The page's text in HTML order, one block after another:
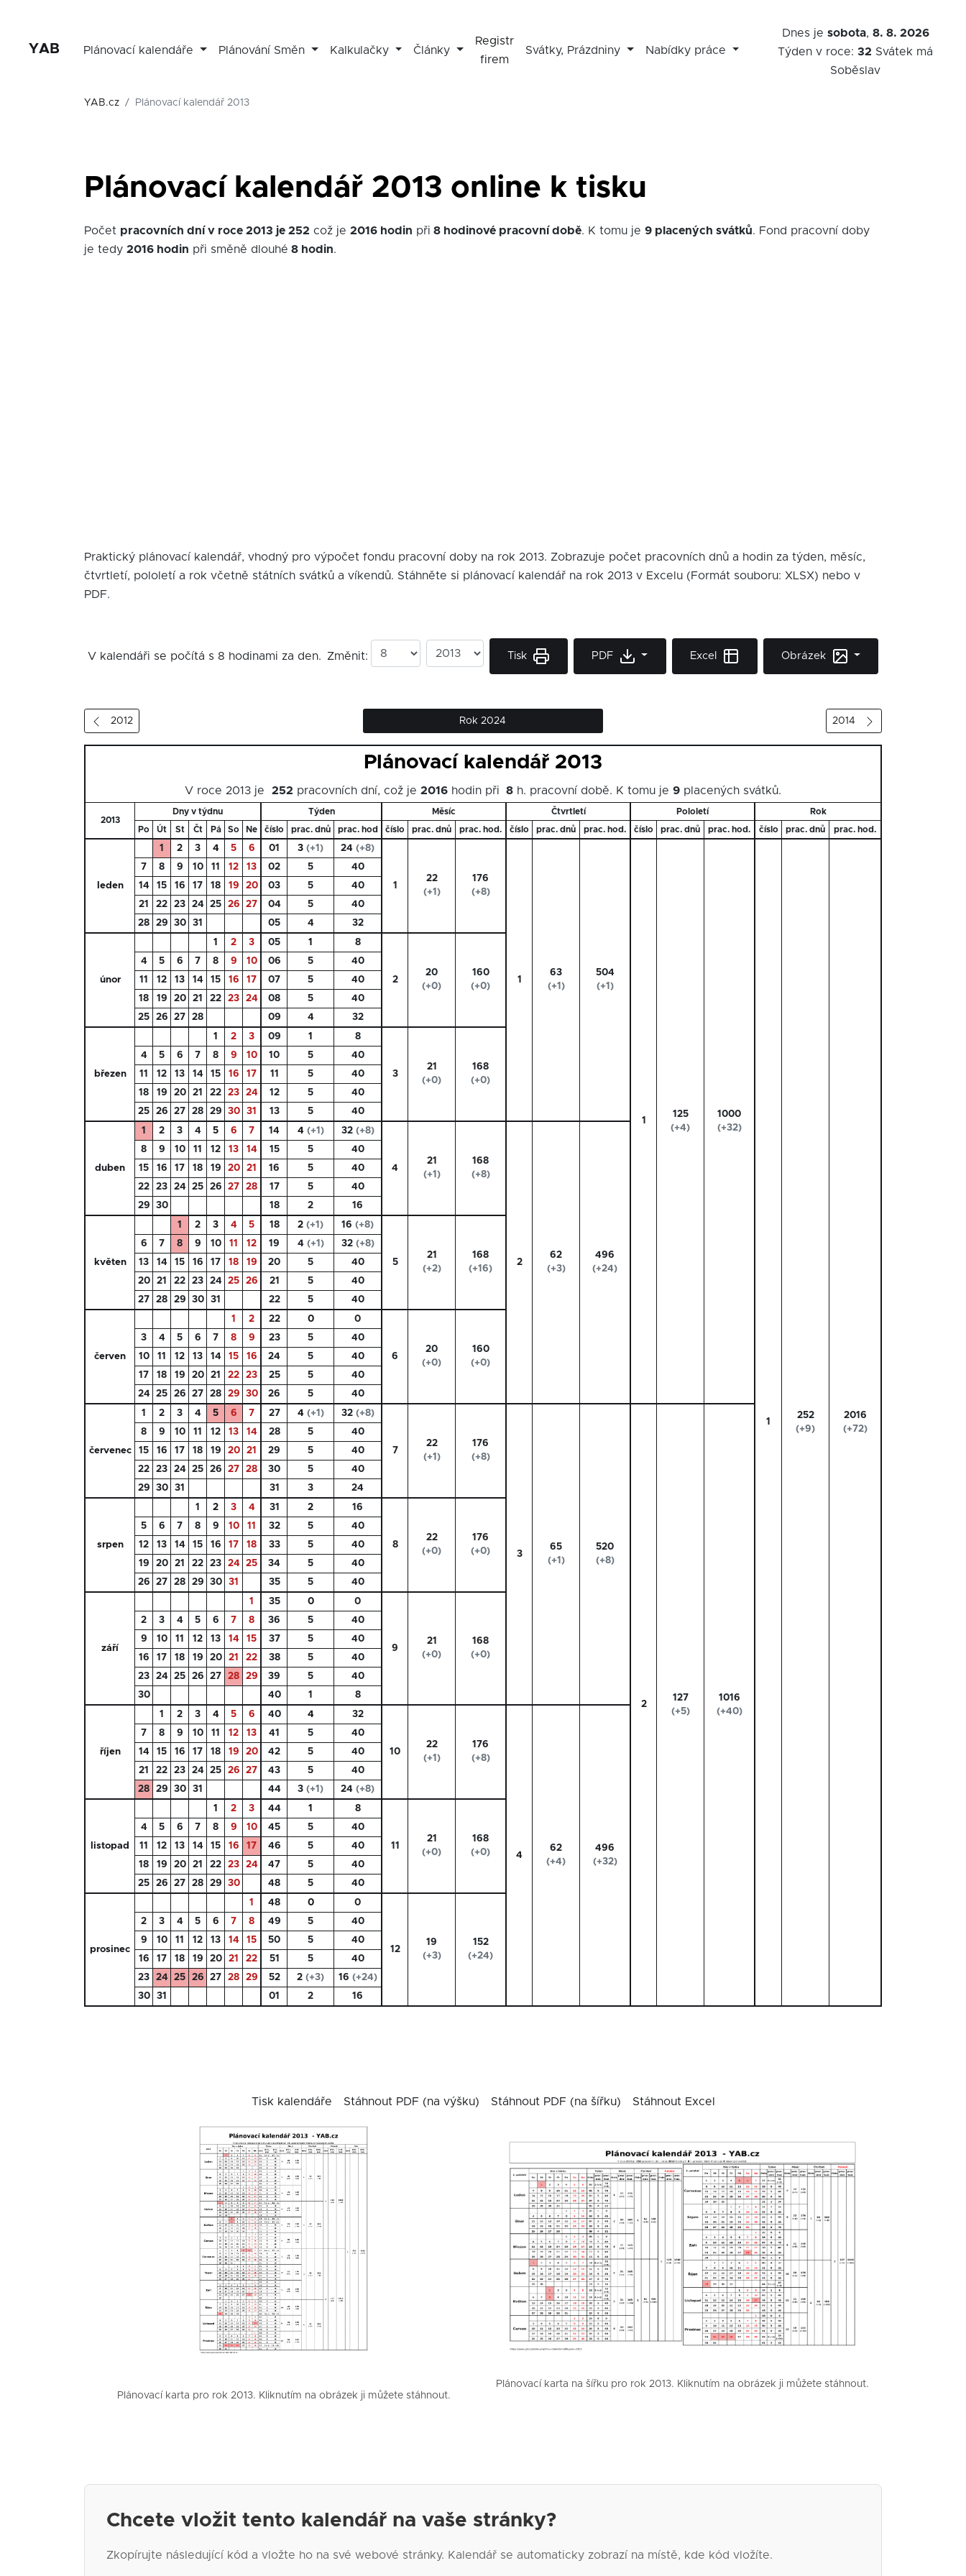
YAB Plánovací kalendáře Plánování Směn Kalkulačky Články
Registr
firem
Svátky, Prázdniny Nabídky práce
Dnes je sobota, 8. 8. 2026
Týden v roce:32 Svátek má
Soběslav
YAB.cz Plánovací kalendář 2013
Plánovací kalendář 2013 online k tisku
Počet pracovních dní v roce 2013 je 252 což je 2016 hodin při 8 hodinové pracovní době. K tomu je 9 placených svátků. Fond pracovní doby
je tedy 2016 hodin při směně dlouhé 8 hodin.
Praktický plánovací kalendář, vhodný pro výpočet fondu pracovní doby na rok 2013. Zobrazuje počet pracovních dnů a hodin za týden, měsíc,
čtvrtletí, pololetí a rok včetně státních svátků a víkendů. Stáhněte si plánovací kalendář na rok 2013 v Excelu (Formát souboru: XLSX) nebo v
PDF.
V kalendáři se počítá s 8 hodinami za den. Změnit: Tisk PDF Excel Obrázek
2012 Rok 2024 2014
Plánovací kalendář 2013
V roce 2013 je 252 pracovních dní, což je 2016 hodin při 8 h. pracovní době. K tomu je 9 placených svátků.
2013
Dny v týdnu Týden Měsíc Čtvrtletí Pololetí Rok
Po Út St Čt Pá So Ne číslo prac. dnů prac. hod číslo prac. dnů prac. hod. číslo prac. dnů prac. hod. číslo prac. dnů prac. hod. číslo prac. dnů prac. hod.
leden
1 2 3 4 5 6 01 3 (+1) 24 (+8)
1
22
(+1)
176
(+8)
1
63
(+1)
504
(+1)
1
125
(+4)
1000
(+32)
1
252
(+9)
2016
(+72)
7 8 9 10 11 12 13 02 5
40
14
15 16 17 18 19 20 03 5
40
21
22 23 24 25 26 27 04 5
40
28
29 30 31 05 4 32
únor
1 2 3 05 1 8
2
20
(+0)
160
(+0)
4 5 6 7 8 9 10 06 5
40
11
12 13 14 15 16 17 07 5
40
18
19 20 21 22 23 24 08 5
40
25
26 27 28 09 4 32
březen
1 2 3 09 1 8
3
21
(+0)
168
(+0)
4 5 6 7 8 9 10 10 5
40
11
12 13 14 15 16 17 11 5
40
18
19 20 21 22 23 24 12 5
40
25
26 27 28 29 30 31 13 5 40
duben
1 2 3 4 5 6 7 14 4 (+1) 32 (+8)
4
21
(+1)
168
(+8)
2
62
(+3)
496
(+24)
8 9 10 11 12 13 14 15 5
40
15
16 17 18 19 20 21 16 5
40
22
23 24 25 26 27 28 17 5
40
29
30 18 2 16
květen
1 2 3 4 5 18 2 (+1) 16 (+8)
5
21
(+2)
168
(+16)
6 7 8 9 10 11 12 19 4 (+1) 32 (+8)
13
14 15 16 17 18 19 20 5
40
20
21 22 23 24 25 26 21 5
40
27
28 29 30 31 22 5 40
červen
1 2 22 0 0
6
20
(+0)
160
(+0)
3 4 5 6 7 8 9 23 5
40
10
11 12 13 14 15 16 24 5
40
17
18 19 20 21 22 23 25 5
40
24
25 26 27 28 29 30 26 5 40
červenec
1 2 3 4 5 6 7 27 4 (+1) 32 (+8)
7
22
(+1)
176
(+8)
3
65
(+1)
520
(+8)
2
127
(+5)
1016
(+40)
8 9 10 11 12 13 14 28 5
40
15
16 17 18 19 20 21 29 5
40
22
23 24 25 26 27 28 30 5
40
29
30 31 31 3 24
srpen
1 2 3 4 31 2 16
8
22
(+0)
176
(+0)
5 6 7 8 9 10 11 32 5
40
12
13 14 15 16 17 18 33 5
40
19
20 21 22 23 24 25 34 5
40
26
27 28 29 30 31 35 5 40
září
1 35 0 0
9
21
(+0)
168
(+0)
2 3 4 5 6 7 8 36 5
40
9
10 11 12 13 14 15 37 5
40
16
17 18 19 20 21 22 38 5
40
23
24 25 26 27 28 29 39 5
40
30
40 1 8
říjen
1 2 3 4 5 6 40 4 32
10
22
(+1)
176
(+8)
4
62
(+4)
496
(+32)
7 8 9 10 11 12 13 41 5
40
14
15 16 17 18 19 20 42 5
40
21
22 23 24 25 26 27 43 5
40
28
29 30 31 44 3 (+1) 24 (+8)
listopad
1 2 3 44 1 8
11
21
(+0)
168
(+0)
4 5 6 7 8 9 10 45 5
40
11
12 13 14 15 16 17 46 5
40
18
19 20 21 22 23 24 47 5
40
25
26 27 28 29 30 48 5 40
prosinec
1 48 0 0
12
19
(+3)
152
(+24)
2 3 4 5 6 7 8 49 5
40
9
10 11 12 13 14 15 50 5
40
16
17 18 19 20 21 22 51 5
40
23
24 25 26 27 28 29 52 2 (+3) 16 (+24)
30
31 01 2 16
Tisk kalendáře Stáhnout PDF (na výšku) Stáhnout PDF (na šířku) Stáhnout Excel
Plánovací karta pro rok 2013. Kliknutím na obrázek ji můžete stáhnout.
Plánovací karta na šířku pro rok 2013. Kliknutím na obrázek ji můžete stáhnout.
Chcete vložit tento kalendář na vaše stránky?
Zkopírujte následující kód a vložte ho na své webové stránky. Kalendář se automaticky zobrazí na místě, kde kód vložíte.